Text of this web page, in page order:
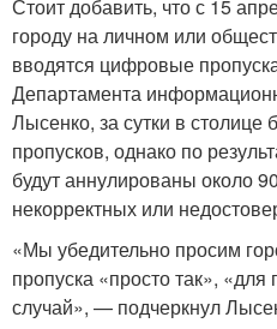
Стоит добавить, что с 15
городу на личном или
вводятся цифровые
Департамента
Лысенко, за сутки в
пропусков, однако по
будут аннулированы около
некорректных или
«Мы убедительно просим
пропуска «просто так», «для
случай», — подчеркнул